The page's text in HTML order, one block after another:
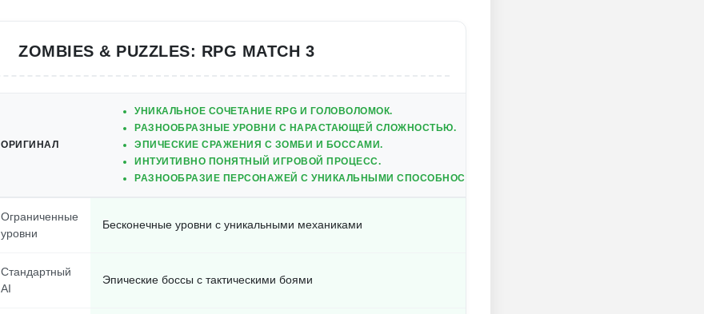
ZOMBIES & PUZZLES: RPG MATCH 3
ОРИГИНАЛ
УНИКАЛЬНОЕ СОЧЕТАНИЕ RPG И ГОЛОВОЛОМОК.
РАЗНООБРАЗНЫЕ УРОВНИ С НАРАСТАЮЩЕЙ СЛОЖНОСТЬЮ.
ЭПИЧЕСКИЕ СРАЖЕНИЯ С ЗОМБИ И БОССАМИ.
ИНТУИТИВНО ПОНЯТНЫЙ ИГРОВОЙ ПРОЦЕСС.
РАЗНООБРАЗИЕ ПЕРСОНАЖЕЙ С УНИКАЛЬНЫМИ СПОСОБНОСТЯМИ.
Ограниченные
уровни
Бесконечные уровни с уникальными механиками
Стандартный
AI
Эпические боссы с тактическими боями